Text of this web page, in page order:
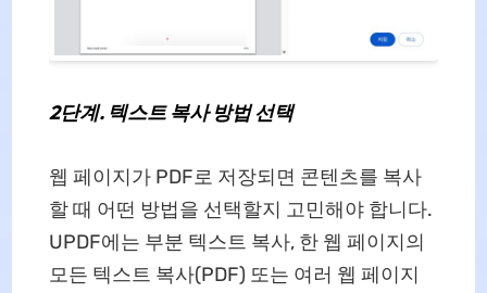
2단계. 텍스트 복사 방법 선택
웹 페이지가 PDF로 저장되면 콘텐츠를 복사
할 때 어떤 방법을 선택할지 고민해야 합니다.
UPDF에는 부분 텍스트 복사, 한 웹 페이지의
모든 텍스트 복사(PDF) 또는 여러 웹 페이지